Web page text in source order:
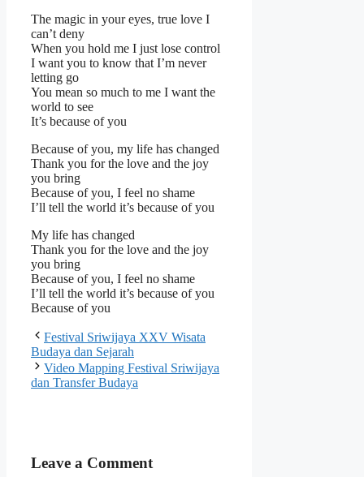
The magic in your eyes, true love I
can’t deny
When you hold me I just lose control
I want you to know that I’m never
letting go
You mean so much to me I want the
world to see
It’s because of you
Because of you, my life has changed
Thank you for the love and the joy
you bring
Because of you, I feel no shame
I’ll tell the world it’s because of you
My life has changed
Thank you for the love and the joy
you bring
Because of you, I feel no shame
I’ll tell the world it’s because of you
Because of you
Festival Sriwijaya XXV Wisata
Budaya dan Sejarah
Video Mapping Festival Sriwijaya
dan Transfer Budaya
Leave a Comment